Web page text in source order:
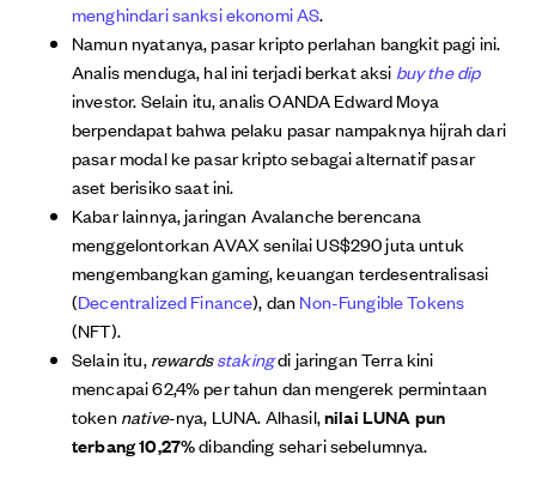
menghindari sanksi ekonomi AS.
Namun nyatanya, pasar kripto perlahan bangkit pagi ini.
Analis menduga, hal ini terjadi berkat aksi buy the dip
investor. Selain itu, analis OANDA Edward Moya
berpendapat bahwa pelaku pasar nampaknya hijrah dari
pasar modal ke pasar kripto sebagai alternatif pasar
aset berisiko saat ini.
Kabar lainnya, jaringan Avalanche berencana
menggelontorkan AVAX senilai US$290 juta untuk
mengembangkan gaming, keuangan terdesentralisasi
(Decentralized Finance), danNon-Fungible Tokens
(NFT).
Selain itu,rewardsstakingdi jaringan Terra kini
mencapai 62,4% per tahun dan mengerek permintaan
tokennative-nya, LUNA. Alhasil,nilai LUNA pun
terbang 10,27%dibanding sehari sebelumnya.